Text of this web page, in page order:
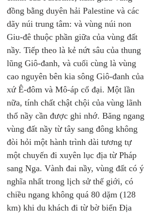
đồng bằng duyên hải Palestine và các
dãy núi trung tâm: và vùng núi non
Giu-đê thuộc phần giữa của vùng đất
nầy. Tiếp theo là kẻ nứt sâu của thung
lũng Giô-đanh, và cuối cùng là vùng
cao nguyên bên kia sông Giô-đanh của
xứ Ê-đôm và Mô-áp cổ đại. Một lần
nữa, tính chất chật chội của vùng lãnh
thổ nầy cần được ghi nhớ. Băng ngang
vùng đất nầy từ tây sang đông không
đòi hỏi một hành trình dài tương tự
một chuyến đi xuyên lục địa từ Pháp
sang Nga. Vành đai nầy, vùng đất có ý
nghĩa nhất trong lịch sử thế giới, có
chiều ngang không quá 80 dặm (128
km) khi du khách đi từ bờ biển Địa